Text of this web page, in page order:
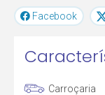
Facebook
Carroçaria